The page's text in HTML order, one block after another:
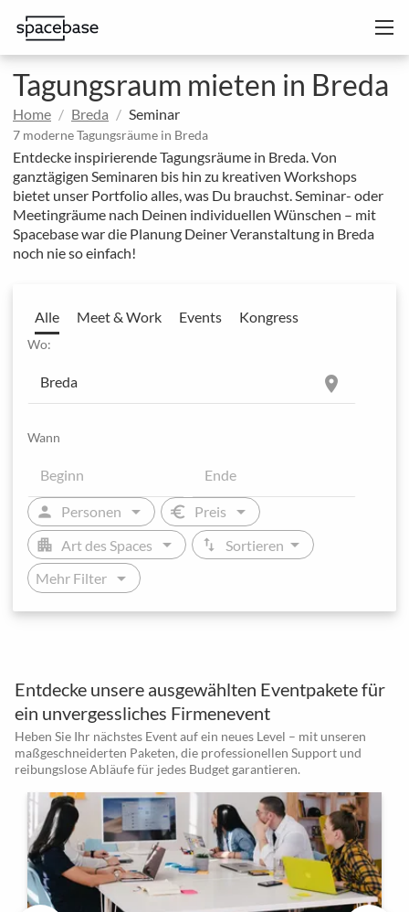
Tagungsraum mieten in Breda
Home Breda Seminar
7 moderne Tagungsräume in Breda
Entdecke inspirierende Tagungsräume in Breda. Von
ganztägigen Seminaren bis hin zu kreativen Workshops
bietet unser Portfolio alles, was Du brauchst. Seminar- oder
Meetingräume nach Deinen individuellen Wünschen – mit
Spacebase war die Planung Deiner Veranstaltung in Breda
noch nie so einfach!
Alle Meet & Work Events Kongress
Wo:
location_on
Wann
person Personen arrow_drop_down euro Preis arrow_drop_down
apartment Art des Spaces arrow_drop_down swap_vert Sortieren arrow_drop_down
Mehr Filter arrow_drop_down
Entdecke unsere ausgewählten Eventpakete für
ein unvergessliches Firmenevent
Heben Sie Ihr nächstes Event auf ein neues Level – mit unseren
maßgeschneiderten Paketen, die professionellen Support und
reibungslose Abläufe für jedes Budget garantieren.